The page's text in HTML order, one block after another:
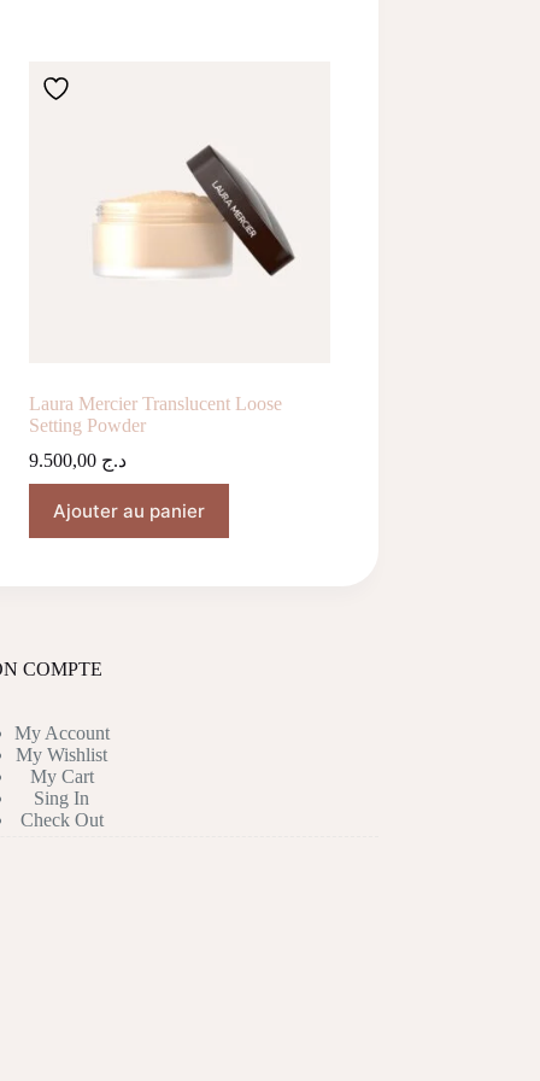
Laura Mercier Translucent Loose
Setting Powder
د.ج 9.500,00
Ajouter au panier
COMPTE
My Account
My Wishlist
My Cart
Sing In
Check Out